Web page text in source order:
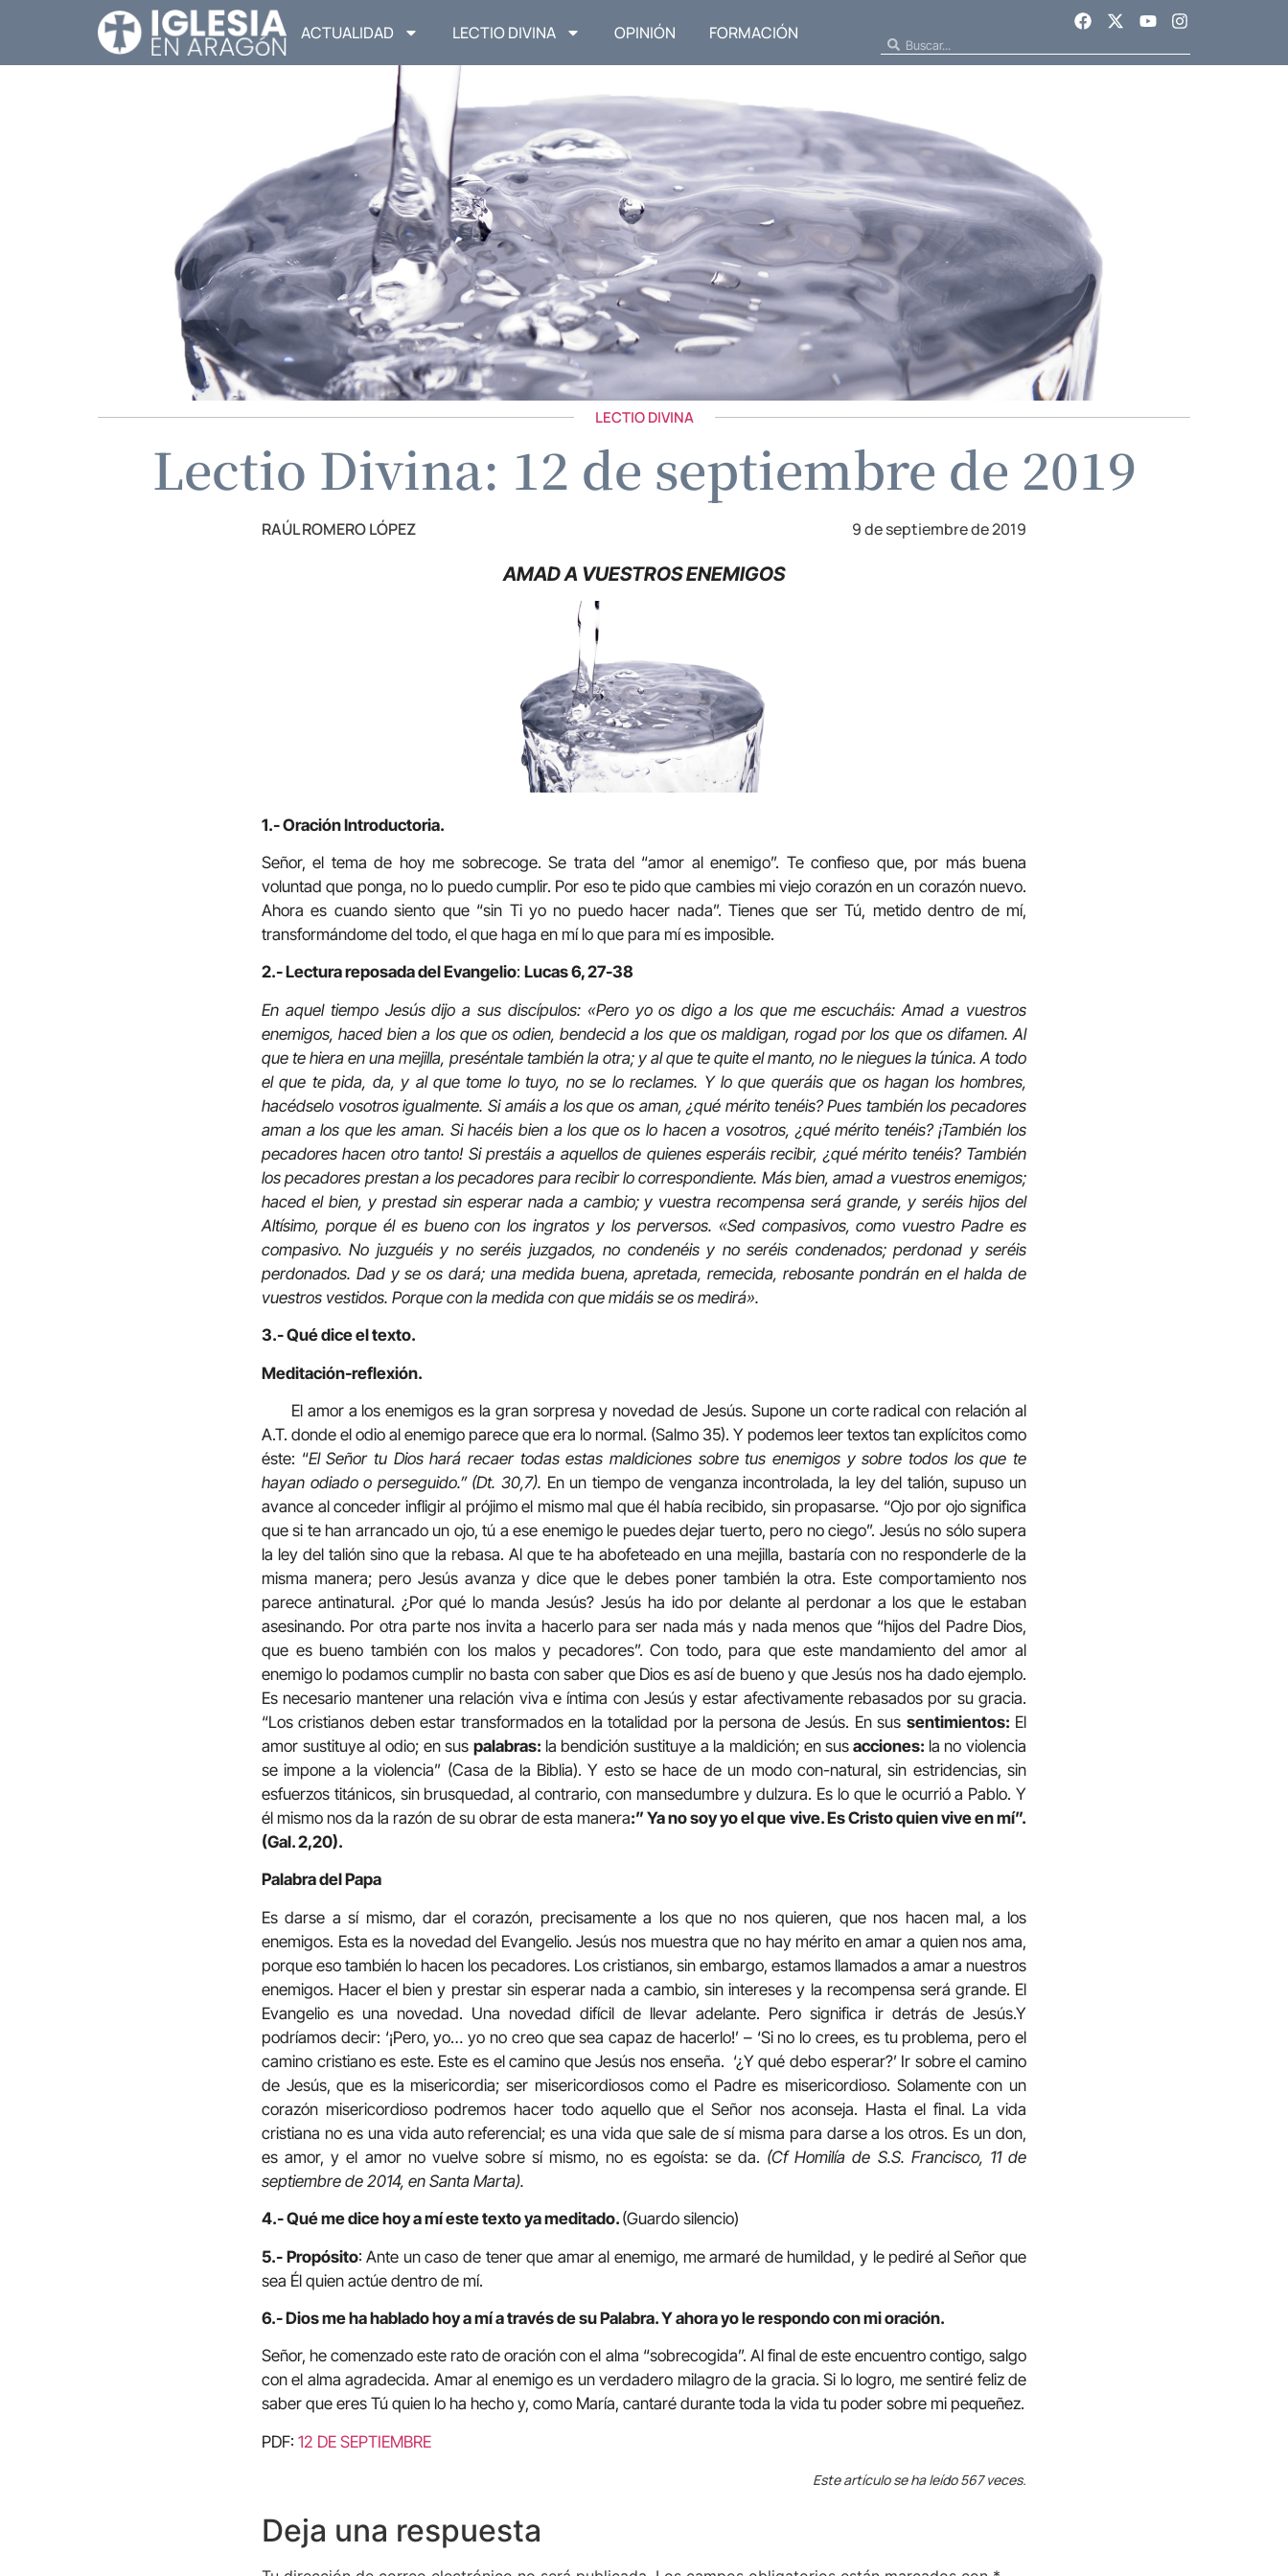
ACTUALIDAD LECTIO DIVINA OPINIÓN FORMACIÓN
LECTIO DIVINA
Lectio Divina: 12 de septiembre de 2019
RAÚL ROMERO LÓPEZ 9 de septiembre de 2019
AMAD A VUESTROS ENEMIGOS
1.- Oración Introductoria.
Señor, el tema de hoy me sobrecoge. Se trata del “amor al enemigo”. Te confieso que, por más buena
voluntad que ponga, no lo puedo cumplir. Por eso te pido que cambies mi viejo corazón en un corazón nuevo.
Ahora es cuando siento que “sin Ti yo no puedo hacer nada”. Tienes que ser Tú, metido dentro de mí,
transformándome del todo, el que haga en mí lo que para mí es imposible.
2.- Lectura reposada del Evangelio: Lucas 6, 27-38
En aquel tiempo Jesús dijo a sus discípulos: «Pero yo os digo a los que me escucháis: Amad a vuestros
enemigos, haced bien a los que os odien, bendecid a los que os maldigan, rogad por los que os difamen. Al
que te hiera en una mejilla, preséntale también la otra; y al que te quite el manto, no le niegues la túnica. A todo
el que te pida, da, y al que tome lo tuyo, no se lo reclames. Y lo que queráis que os hagan los hombres,
hacédselo vosotros igualmente. Si amáis a los que os aman, ¿qué mérito tenéis? Pues también los pecadores
aman a los que les aman. Si hacéis bien a los que os lo hacen a vosotros, ¿qué mérito tenéis? ¡También los
pecadores hacen otro tanto! Si prestáis a aquellos de quienes esperáis recibir, ¿qué mérito tenéis? También
los pecadores prestan a los pecadores para recibir lo correspondiente. Más bien, amad a vuestros enemigos;
haced el bien, y prestad sin esperar nada a cambio; y vuestra recompensa será grande, y seréis hijos del
Altísimo, porque él es bueno con los ingratos y los perversos. «Sed compasivos, como vuestro Padre es
compasivo. No juzguéis y no seréis juzgados, no condenéis y no seréis condenados; perdonad y seréis
perdonados. Dad y se os dará; una medida buena, apretada, remecida, rebosante pondrán en el halda de
vuestros vestidos. Porque con la medida con que midáis se os medirá».
3.- Qué dice el texto.
Meditación-reflexión.
El amor a los enemigos es la gran sorpresa y novedad de Jesús. Supone un corte radical con relación al
A.T. donde el odio al enemigo parece que era lo normal. (Salmo 35). Y podemos leer textos tan explícitos como
éste: “El Señor tu Dios hará recaer todas estas maldiciones sobre tus enemigos y sobre todos los que te
hayan odiado o perseguido.” (Dt. 30,7). En un tiempo de venganza incontrolada, la ley del talión, supuso un
avance al conceder infligir al prójimo el mismo mal que él había recibido, sin propasarse. “Ojo por ojo significa
que si te han arrancado un ojo, tú a ese enemigo le puedes dejar tuerto, pero no ciego”. Jesús no sólo supera
la ley del talión sino que la rebasa. Al que te ha abofeteado en una mejilla, bastaría con no responderle de la
misma manera; pero Jesús avanza y dice que le debes poner también la otra. Este comportamiento nos
parece antinatural. ¿Por qué lo manda Jesús? Jesús ha ido por delante al perdonar a los que le estaban
asesinando. Por otra parte nos invita a hacerlo para ser nada más y nada menos que “hijos del Padre Dios,
que es bueno también con los malos y pecadores”. Con todo, para que este mandamiento del amor al
enemigo lo podamos cumplir no basta con saber que Dios es así de bueno y que Jesús nos ha dado ejemplo.
Es necesario mantener una relación viva e íntima con Jesús y estar afectivamente rebasados por su gracia.
“Los cristianos deben estar transformados en la totalidad por la persona de Jesús. En sus sentimientos: El
amor sustituye al odio; en sus palabras: la bendición sustituye a la maldición; en sus acciones: la no violencia
se impone a la violencia” (Casa de la Biblia). Y esto se hace de un modo con-natural, sin estridencias, sin
esfuerzos titánicos, sin brusquedad, al contrario, con mansedumbre y dulzura. Es lo que le ocurrió a Pablo. Y
él mismo nos da la razón de su obrar de esta manera:” Ya no soy yo el que vive. Es Cristo quien vive en mí”.
(Gal. 2,20).
Palabra del Papa
Es darse a sí mismo, dar el corazón, precisamente a los que no nos quieren, que nos hacen mal, a los
enemigos. Esta es la novedad del Evangelio. Jesús nos muestra que no hay mérito en amar a quien nos ama,
porque eso también lo hacen los pecadores. Los cristianos, sin embargo, estamos llamados a amar a nuestros
enemigos. Hacer el bien y prestar sin esperar nada a cambio, sin intereses y la recompensa será grande. El
Evangelio es una novedad. Una novedad difícil de llevar adelante. Pero significa ir detrás de Jesús.Y
podríamos decir: ‘¡Pero, yo… yo no creo que sea capaz de hacerlo!’ – ‘Si no lo crees, es tu problema, pero el
camino cristiano es este. Este es el camino que Jesús nos enseña. ‘¿Y qué debo esperar?’ Ir sobre el camino
de Jesús, que es la misericordia; ser misericordiosos como el Padre es misericordioso. Solamente con un
corazón misericordioso podremos hacer todo aquello que el Señor nos aconseja. Hasta el final. La vida
cristiana no es una vida auto referencial; es una vida que sale de sí misma para darse a los otros. Es un don,
es amor, y el amor no vuelve sobre sí mismo, no es egoísta: se da. (Cf Homilía de S.S. Francisco, 11 de
septiembre de 2014, en Santa Marta).
4.- Qué me dice hoy a mí este texto ya meditado. (Guardo silencio)
5.- Propósito: Ante un caso de tener que amar al enemigo, me armaré de humildad, y le pediré al Señor que
sea Él quien actúe dentro de mí.
6.- Dios me ha hablado hoy a mí a través de su Palabra. Y ahora yo le respondo con mi oración.
Señor, he comenzado este rato de oración con el alma “sobrecogida”. Al final de este encuentro contigo, salgo
con el alma agradecida. Amar al enemigo es un verdadero milagro de la gracia. Si lo logro, me sentiré feliz de
saber que eres Tú quien lo ha hecho y, como María, cantaré durante toda la vida tu poder sobre mi pequeñez.
PDF: 12 DE SEPTIEMBRE
Este artículo se ha leído 567 veces.
Deja una respuesta